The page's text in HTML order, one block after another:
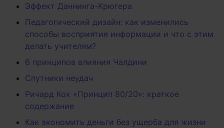
Эффект Даннинга-Крюгера
Педагогический дизайн: как изменились
способы восприятия информации и что с этим
делать учителям?
6 принципов влияния Чалдини
Спутники неудач
Ричард Кох «Принцип 80/20»: краткое
содержание
Как экономить деньги без ущерба для жизни